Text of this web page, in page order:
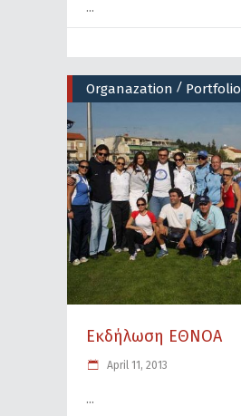
Organazation / Portfolio
Εκδήλωση ΕΘΝΟΑ
April 11, 2013